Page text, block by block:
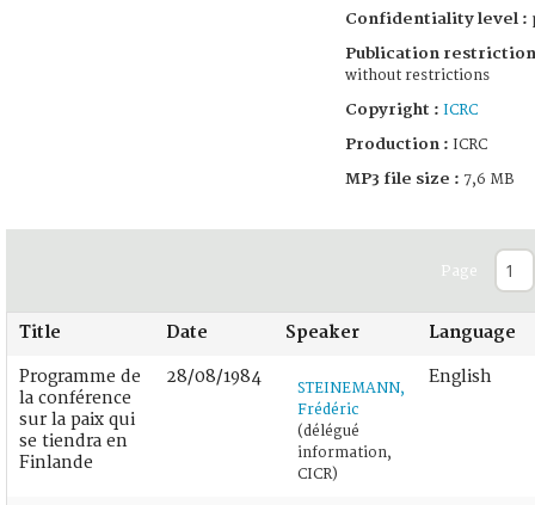
Confidentiality level :
Publication
without restrictions
Copyright : ICRC
Production : ICRC
MP3 file size : 7,6 MB
Page
Title Date Speaker Language
Programme de
la conférence
sur la paix qui
se tiendra en
Finlande
28/08/1984
STEINEMANN,
Frédéric
(délégué
information,
CICR)
English